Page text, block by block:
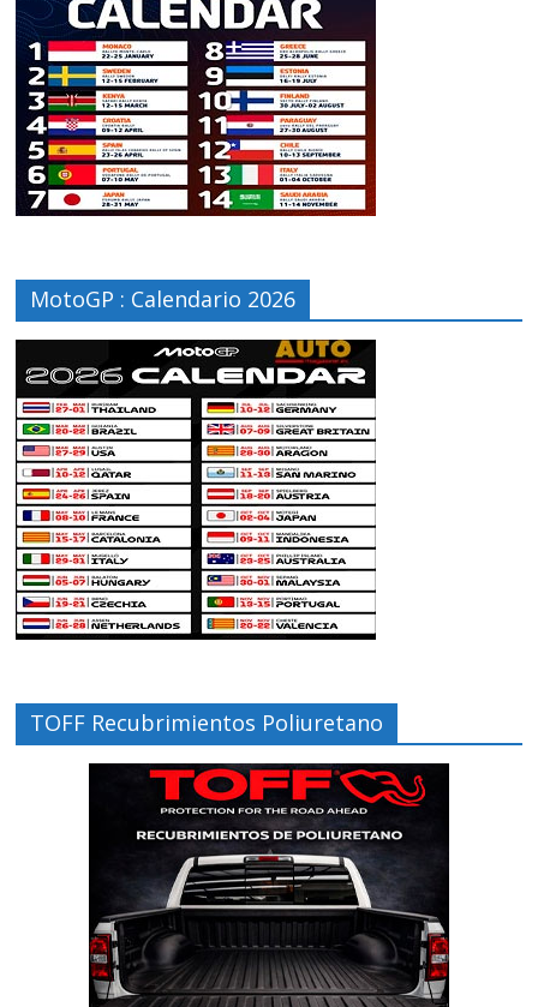
MotoGP : Calendario 2026
TOFF Recubrimientos Poliuretano